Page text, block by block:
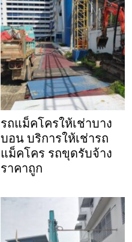
รถแม็คโครให้เช่าบาง
บอน บริการให้เช่ารถ
แม็คโคร รถขุดรับจ้าง
ราคาถูก